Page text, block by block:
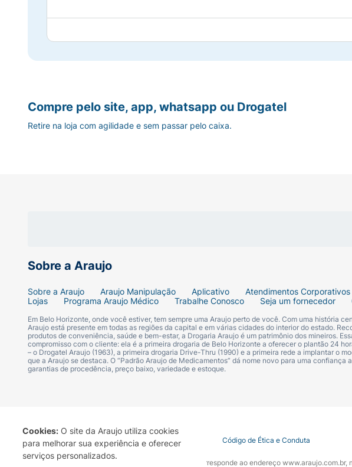
Cookies: O site da Araujo utiliza cookies
para melhorar sua experiência e oferecer
serviços personalizados.
Sobre a Araujo
Sobre a Araujo Araujo Manipulação Aplicativo Atendimentos
Lojas
Programa Araujo Médico Trabalhe Conosco Seja um fornecedor
Em Belo Horizonte, onde você estiver, tem sempre uma Araujo perto de você. Com uma história
Araujo está presente em todas as regiões da capital e em várias cidades do interior do estado.
produtos de conveniência, saúde e bem-estar, a Drogaria Araujo é um patrimônio dos mineiros.
compromisso com o cliente: ela é a primeira drogaria de Belo Horizonte a oferecer o plantão 24
– o Drogatel Araujo (1963), a primeira drogaria Drive-Thru (1990) e a primeira rede a implantar o
que a Araujo se destaca. O “Padrão Araujo de Medicamentos” dá nome novo para uma
garantias de procedência, preço baixo, variedade e estoque.
Compre pelo site, app, whatsapp ou Drogatel
Retire na loja com agilidade e sem passar pelo caixa.
Termo de Uso Portal da Privacidade Covid-19 Código de Ética e Conduta
A Drogaria Araujo S/A informa que o seu site oficial corresponde ao endereço